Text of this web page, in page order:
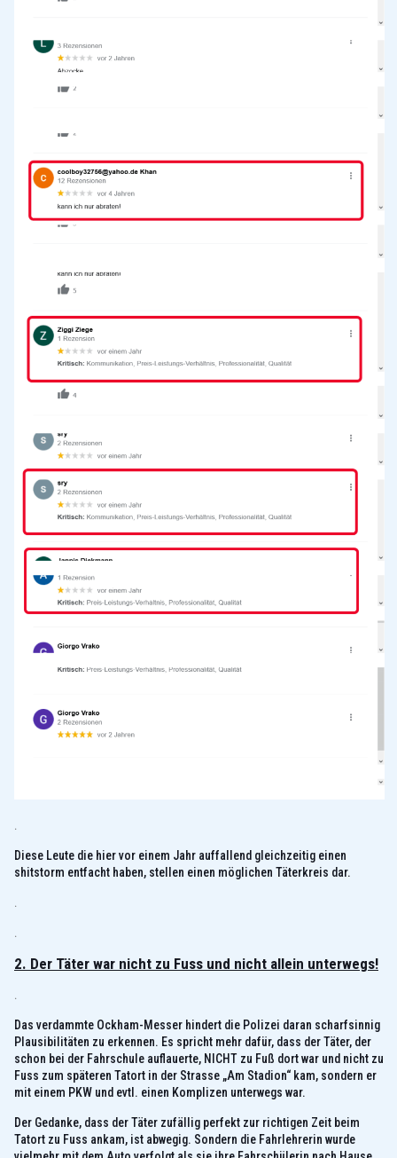
.
Diese Leute die hier vor einem Jahr auffallend gleichzeitig einen
shitstorm entfacht haben, stellen einen möglichen Täterkreis dar.
.
.
2. Der Täter war nicht zu Fuss und nicht allein unterwegs!
.
Das verdammte Ockham-Messer hindert die Polizei daran scharfsinnig
Plausibilitäten zu erkennen. Es spricht mehr dafür, dass der Täter, der
schon bei der Fahrschule auflauerte, NICHT zu Fuß dort war und nicht zu
Fuss zum späteren Tatort in der Strasse „Am Stadion“ kam, sondern er
mit einem PKW und evtl. einen Komplizen unterwegs war.
Der Gedanke, dass der Täter zufällig perfekt zur richtigen Zeit beim
Tatort zu Fuss ankam, ist abwegig. Sondern die Fahrlehrerin wurde